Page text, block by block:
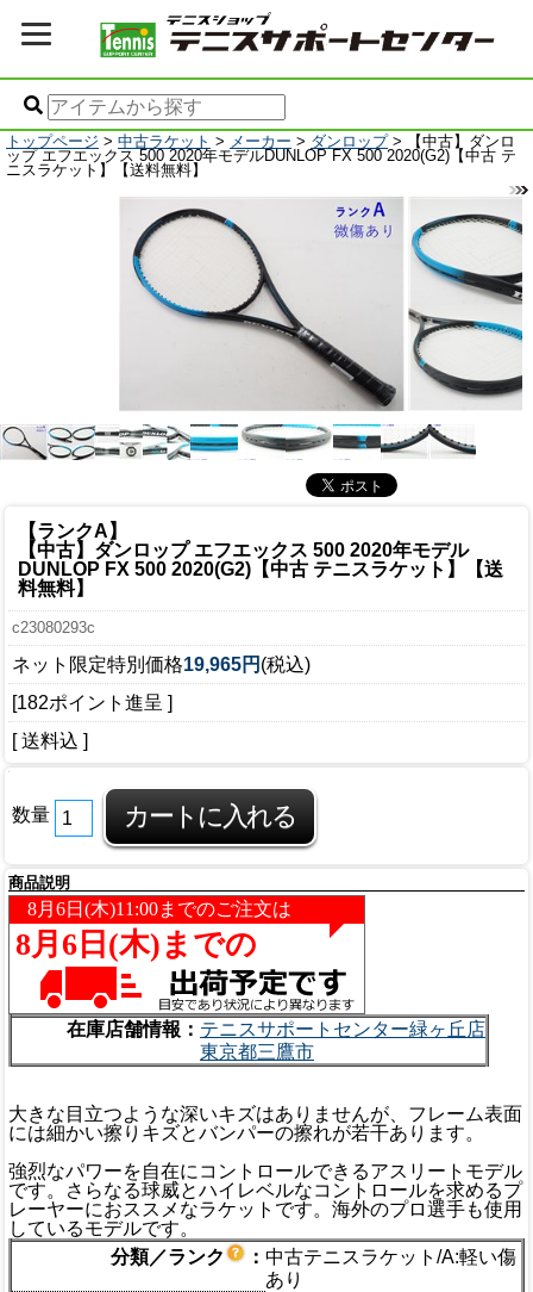
トップページ > 中古ラケット > メーカー > ダンロップ> 【中古】ダンロ
ップ エフエックス 500 2020年モデルDUNLOP FX 500 2020(G2)【中古 テ
ニスラケット】【送料無料】
【ランクA】
【中古】ダンロップ エフエックス 500 2020年モデル
DUNLOP FX 500 2020(G2)【中古 テニスラケット】【送
料無料】
c23080293c
ネット限定特別価格19,965円 (税込)
[182ポイント進呈 ]
[ 送料込 ]
数量
商品説明
在庫店舗情報： テニスサポートセンター緑ヶ丘店
東京都三鷹市
大きな目立つような深いキズはありませんが、フレーム表面
には細かい擦りキズとバンパーの擦れが若干あります。
強烈なパワーを自在にコントロールできるアスリートモデル
です。さらなる球威とハイレベルなコントロールを求めるプ
レーヤーにおススメなラケットです。海外のプロ選手も使用
しているモデルです。
分類／ランク
： 中古テニスラケット/A:軽い傷
あり